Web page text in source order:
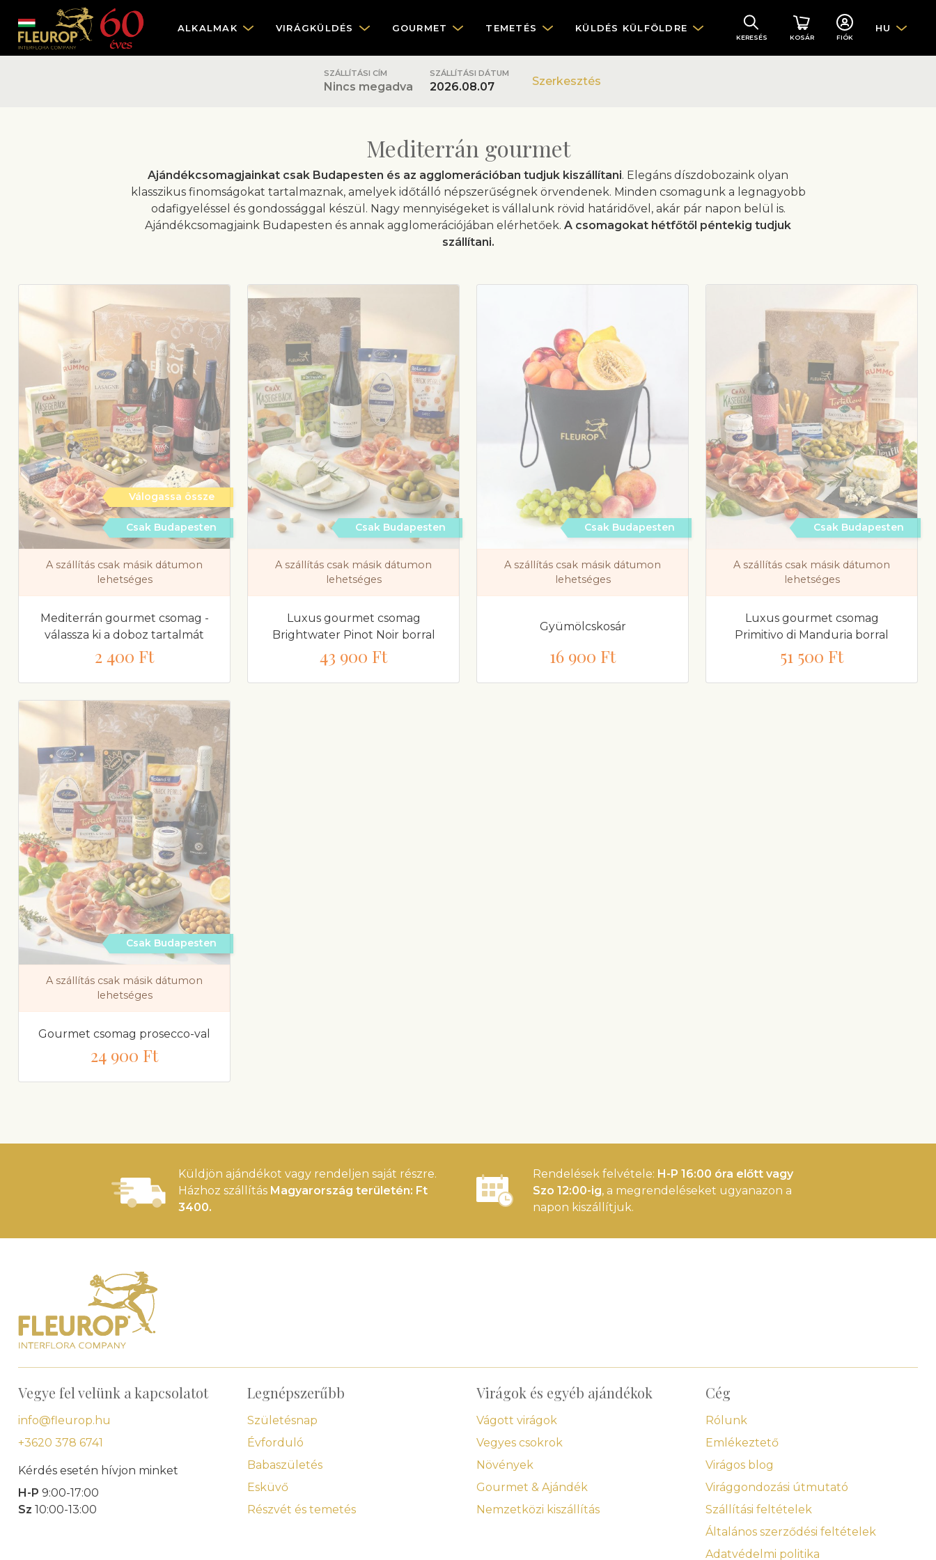
ALKALMAK VIRÁGKÜLDÉS GOURMET TEMETÉS KÜLDÉS KÜLFÖLDRE
KERESÉS KOSÁR FIÓK
HU
SZÁLLÍTÁSI CÍM
Nincs megadva
SZÁLLÍTÁSI DÁTUM
2026.08.07 Szerkesztés
Mediterrán gourmet
Ajándékcsomagjainkat csak Budapesten és az agglomerációban tudjuk kiszállítani. Elegáns díszdobozaink olyan
klasszikus finomságokat tartalmaznak, amelyek időtálló népszerűségnek örvendenek. Minden csomagunk a legnagyobb
odafigyeléssel és gondossággal készül. Nagy mennyiségeket is vállalunk rövid határidővel, akár pár napon belül is.
Ajándékcsomagjaink Budapesten és annak agglomerációjában elérhetőek. A csomagokat hétfőtől péntekig tudjuk
szállítani.
Válogassa össze
Csak Budapesten
A szállítás csak másik dátumon
lehetséges
Mediterrán gourmet csomag -
válassza ki a doboz tartalmát
2 400 Ft
Csak Budapesten
A szállítás csak másik dátumon
lehetséges
Luxus gourmet csomag
Brightwater Pinot Noir borral
43 900 Ft
Csak Budapesten
A szállítás csak másik dátumon
lehetséges
Gyümölcskosár
16 900 Ft
Csak Budapesten
A szállítás csak másik dátumon
lehetséges
Luxus gourmet csomag
Primitivo di Manduria borral
51 500 Ft
Csak Budapesten
A szállítás csak másik dátumon
lehetséges
Gourmet csomag prosecco-val
24 900 Ft
Küldjön ajándékot vagy rendeljen saját részre.
Házhoz szállítás Magyarország területén: Ft
3400.
Rendelések felvétele: H-P 16:00 óra előtt vagy
Szo 12:00-ig, a megrendeléseket ugyanazon a
napon kiszállítjuk.
Vegye fel velünk a kapcsolatot
info@fleurop.hu
+3620 378 6741
Kérdés esetén hívjon minket
H-P 9:00-17:00
Sz 10:00-13:00
Legnépszerűbb
Születésnap
Évforduló
Babaszületés
Esküvő
Részvét és temetés
Virágok és egyéb ajándékok
Vágott virágok
Vegyes csokrok
Növények
Gourmet & Ajándék
Nemzetközi kiszállítás
Cég
Rólunk
Emlékeztető
Virágos blog
Virággondozási útmutató
Szállítási feltételek
Általános szerződési feltételek
Adatvédelmi politika